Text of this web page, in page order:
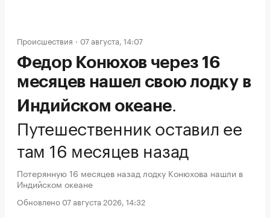
Происшествия 07 августа, 14:07
Федор Конюхов через 16
месяцев нашел свою лодку в
Индийском океане.
Путешественник оставил ее
там 16 месяцев назад
Потерянную 16 месяцев назад лодку Конюхова нашли в
Индийском океане
Обновлено 07 августа 2026, 14:32